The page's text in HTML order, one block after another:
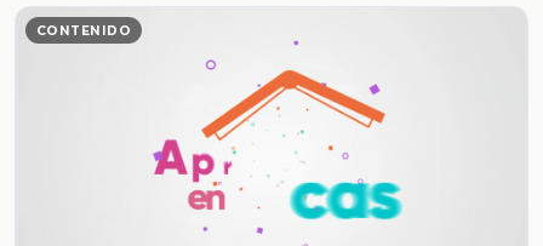
CONTENIDO